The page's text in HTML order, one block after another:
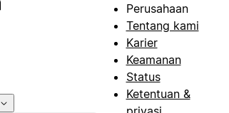
Perusahaan
Tentang kami
Karier
Keamanan
Status
Ketentuan &